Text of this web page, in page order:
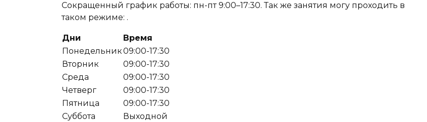
Сокращенный график работы: пн-пт 9:00–17:30. Так же занятия могу проходить в
таком режиме: .
Дни
Время
Понедельник09:00-17:30
Вторник
09:00-17:30
Среда
09:00-17:30
Четверг
09:00-17:30
Пятница
09:00-17:30
Суббота
Выходной